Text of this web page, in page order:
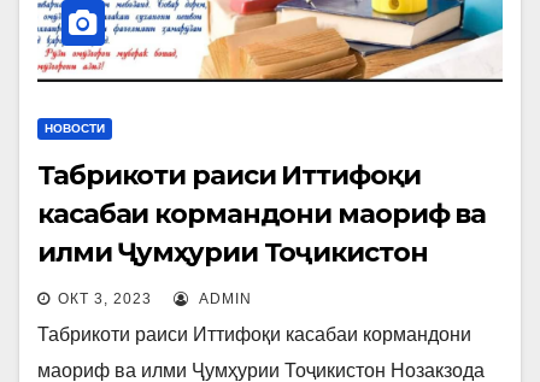
НОВОСТИ
Табрикоти раиси Иттифоқи
касабаи кормандони маориф ва
илми Ҷумҳурии Тоҷикистон
ОКТ 3, 2023 ADMIN
Табрикоти раиси Иттифоқи касабаи кормандони
маориф ва илми Ҷумҳурии Тоҷикистон Нозакзода